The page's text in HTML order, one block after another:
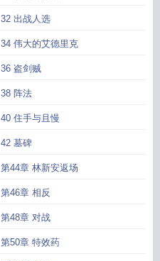
32 出战人选
34 伟大的艾德里克
36 盗剑贼
38 阵法
40 住手与且慢
42 墓碑
第44章 林新安返场
第46章 相反
第48章 对战
第50章 特效药